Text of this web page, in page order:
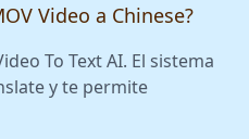
Video a Chinese?
To Text AI. El sistema
y te permite